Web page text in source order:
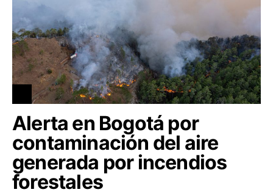
Alerta en Bogotá por
contaminación del aire
generada por incendios
forestales